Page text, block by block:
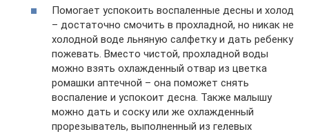
Помогает успокоить воспаленные десны и холод
– достаточно смочить в прохладной, но никак не
холодной воде льняную салфетку и дать ребенку
пожевать. Вместо чистой, прохладной воды
можно взять охлажденный отвар из цветка
ромашки аптечной – она поможет снять
воспаление и успокоит десна. Также малышу
можно дать и соску или же охлажденный
прорезыватель, выполненный из гелевых